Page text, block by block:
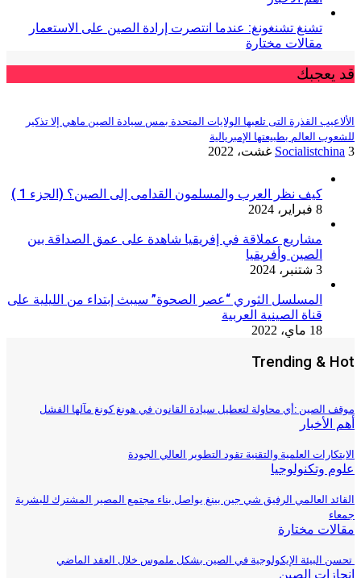
تشنغ تشنغونغ: عندما انتصرت إرادة الصين على الاستعمار
مقالات مختارة
قد يعجبك
الألاعيب القذرة التى تلعبها الولايات المتحدة بمس سيادة الصين ماهي إلا تذكير
للشعوب العالم بطبيعتها الإمبريالية
Socialistchina 3 غشت، 2022
كيف نظر العرب والمسلمون القدامى إلى الصين؟ (الجزء 1 )
8 فبراير، 2024
مشاريع عملاقة في إفريقيا شاهدة على عمق الصداقة بين
الصين وأفريقيا
3 شتنبر، 2024
المسلسل الثوري “عصر الصحوة” سيبث إبتداء من الليلية على
قناة الصينية العربية
18 ماي، 2022
Trending & Hot
موقف الصين :أي محاولة لتعطيل سيادة القانون في هونغ كونغ مآلها الفشل
أهم الأخبار
الابتكارات العلمية والتقنية تقود التطوير العالي الجودة
علوم وتكنولوجيا
القائد العالمي الرفيق شي جين بينغ يواصل بناء مجتمع المصير المشترك للبشرية
جمعاء
مقالات مختارة
تحسن البيئة الإيكولوجية في الصين بشكل ملموس خلال العقد الماضي
إنجازات الصين